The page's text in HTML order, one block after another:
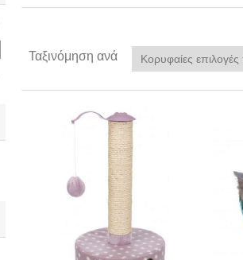
Ταξινόμηση ανά